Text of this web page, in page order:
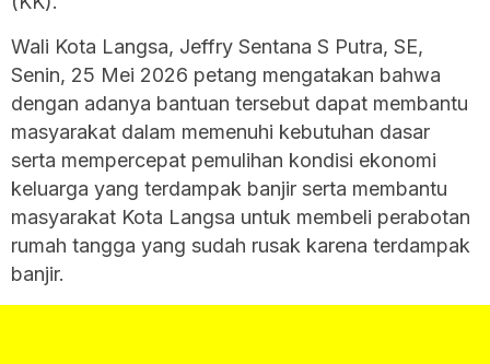
Wali Kota Langsa, Jeffry Sentana S Putra, SE,
Senin, 25 Mei 2026 petang mengatakan bahwa
dengan adanya bantuan tersebut dapat membantu
masyarakat dalam memenuhi kebutuhan dasar
serta mempercepat pemulihan kondisi ekonomi
keluarga yang terdampak banjir serta membantu
masyarakat Kota Langsa untuk membeli perabotan
rumah tangga yang sudah rusak karena terdampak
banjir.